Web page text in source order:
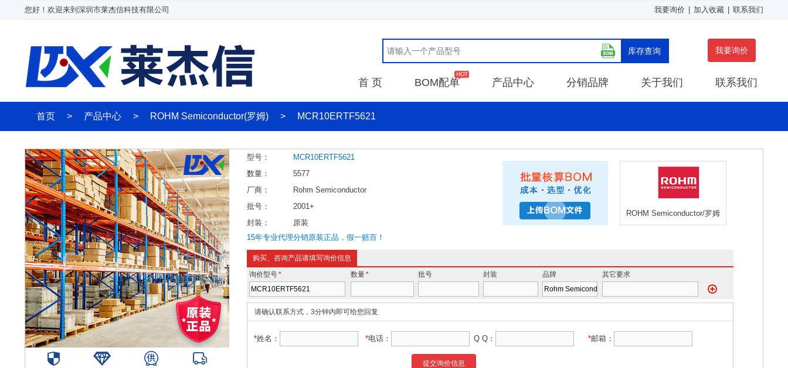
您好！欢迎来到深圳市莱杰信科技有限公司 我要询价 加入收藏 联系我们
库存查询 我要询价
首 页 BOM配单 产品中心 分销品牌 关于我们 联系我们
首页 > 产品中心 > ROHM Semiconductor(罗姆) > MCR10ERTF5621
型号：
MCR10ERTF5621
数量：
5577
厂商：
Rohm Semiconductor
批号：
2001+
封装：
原装
15年专业代理分销原装正品，假一赔百！
ROHM Semiconductor/罗姆
购买、咨询产品请填写询价信息
询价型号* 数量* 批号 封装 品牌 其它要求
请确认联系方式，3分钟内即可给您回复
*姓名： *电话： Q Q： *邮箱：
提交询价信息